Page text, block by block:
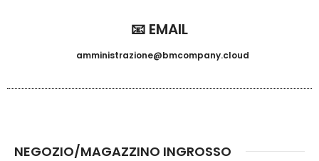
📧 EMAIL
amministrazione@bmcompany.cloud
NEGOZIO/MAGAZZINO INGROSSO